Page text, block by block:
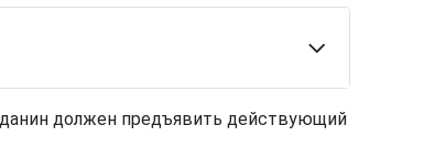
должен предъявить действующий